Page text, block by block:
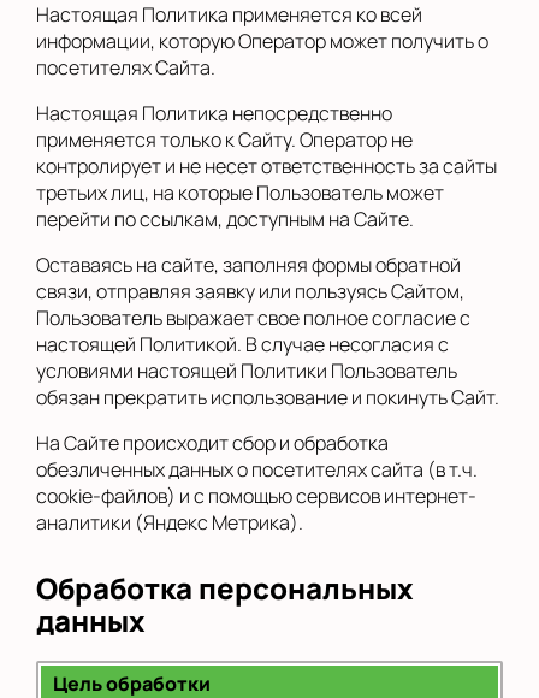
Настоящая Политика применяется ко всей
информации, которую Оператор может получить о
посетителях Сайта.
Настоящая Политика непосредственно
применяется только к Сайту. Оператор не
контролирует и не несет ответственность за сайты
третьих лиц, на которые Пользователь может
перейти по ссылкам, доступным на Сайте.
Оставаясь на сайте, заполняя формы обратной
связи, отправляя заявку или пользуясь Сайтом,
Пользователь выражает свое полное согласие с
настоящей Политикой. В случае несогласия с
условиями настоящей Политики Пользователь
обязан прекратить использование и покинуть Сайт.
На Сайте происходит сбор и обработка
обезличенных данных о посетителях сайта (в т.ч.
cookie-файлов) и с помощью сервисов интернет-
аналитики (Яндекс Метрика).
Обработка персональных
данных
Цель обработки